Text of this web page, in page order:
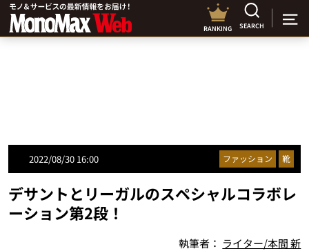
RANKING SEARCH
2022/08/30 16:00 ファッション 靴
デサントとリーガルのスペシャルコラボレ
ーション第2段！
執筆者： ライター/本間 新